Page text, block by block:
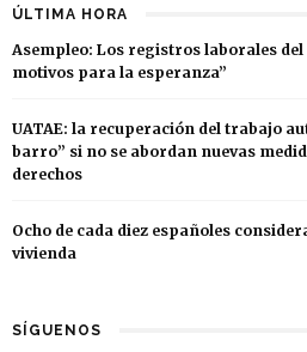
ÚLTIMA HORA
Asempleo: Los registros laborales
motivos para la esperanza”
UATAE: la recuperación del trabajo
barro” si no se abordan nuevas
derechos
Ocho de cada diez españoles
vivienda
SÍGUENOS